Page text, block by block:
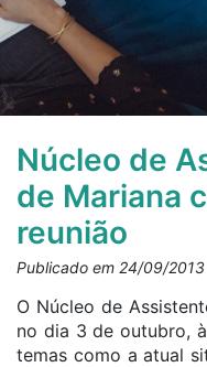
Núcleo de
de Mariana
reunião
Publicado em 24/09/2013
O Núcleo de
no dia 3 de outubro,
temas como a atual